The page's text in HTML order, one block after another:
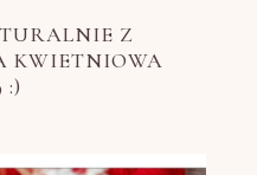
Z
KWIETNIOWA
:)